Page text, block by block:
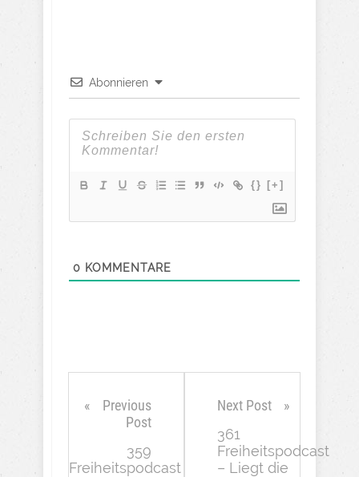
Abonnieren
{} [+]
0 KOMMENTARE
Previous
Post
359
Freiheitspodcast
Next Post
361
Freiheitspodcast
– Liegt die